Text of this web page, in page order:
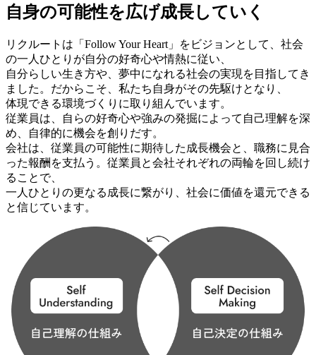
自身の可能性を広げ成長していく
リクルートは「Follow Your Heart」をビジョンとして、社会
の一人ひとりが自分の好奇心や情熱に従い、
自分らしい生き方や、夢中になれる社会の実現を目指してき
ました。だからこそ、私たち自身がその先駆けとなり、
体現できる環境づくりに取り組んでいます。
従業員は、自らの好奇心や強みの発掘によって自己理解を深
め、自律的に機会を創りだす。
会社は、従業員の可能性に期待した成長機会と、職務に見合
った報酬を支払う。従業員と会社それぞれの両輪を回し続け
ることで、
一人ひとりの更なる成長に繋がり、社会に価値を還元できる
と信じています。